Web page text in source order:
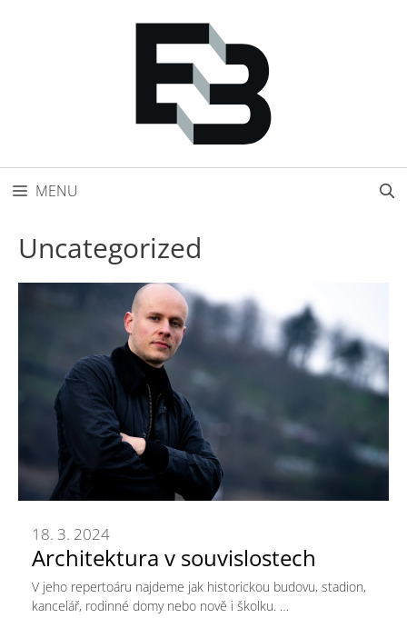
MENU
Uncategorized
Architektura v souvislostech
18. 3. 2024
V jeho repertoáru najdeme jak historickou budovu, stadion,
kancelář, rodinné domy nebo nově i školku. …